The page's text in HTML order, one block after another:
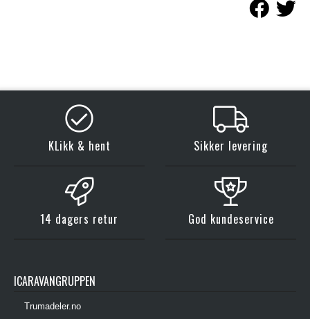
KLikk & hent Sikker levering
14 dagers retur God kundeservice
ICARAVANGRUPPEN
Trumadeler.no